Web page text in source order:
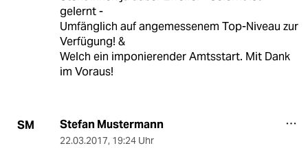
gelernt -
Umfänglich auf angemessenem Top-Niveau zur
Verfügung! &
Welch ein imponierender Amtsstart. Mit Dank
im Voraus!
SM Stefan Mustermann
22.03.2017, 19:24 Uhr